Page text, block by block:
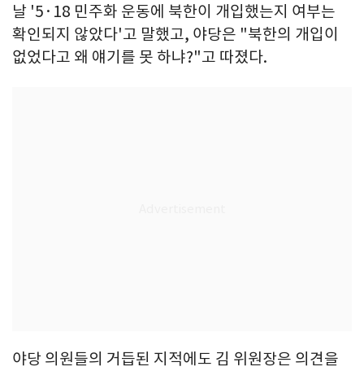
날 '5·18 민주화 운동에 북한이 개입했는지 여부는
확인되지 않았다'고 말했고, 야당은 "북한의 개입이
없었다고 왜 얘기를 못 하냐?"고 따졌다.
야당 의원들의 거듭된 지적에도 김 위원장은 의견을